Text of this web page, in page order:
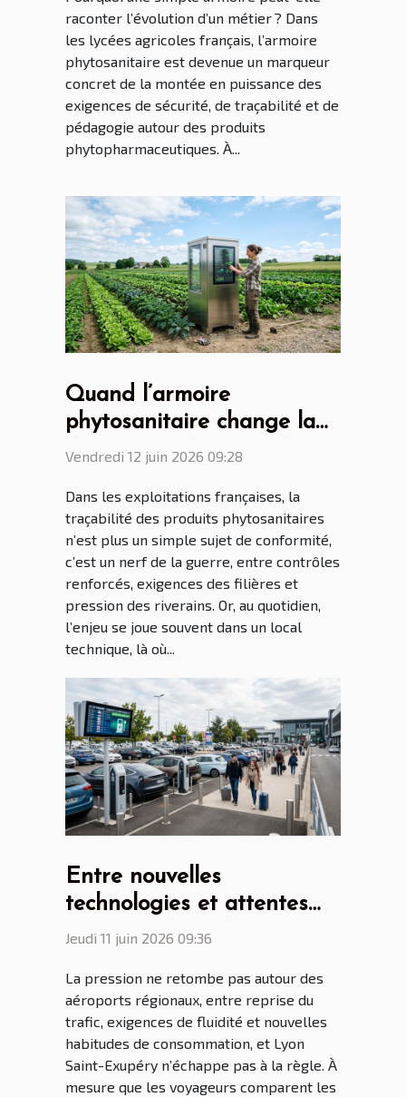
raconter l’évolution d’un métier ? Dans
les lycées agricoles français, l’armoire
phytosanitaire est devenue un marqueur
concret de la montée en puissance des
exigences de sécurité, de traçabilité et de
pédagogie autour des produits
phytopharmaceutiques. À...
Quand l’armoire
phytosanitaire change la
donne pour les agriculteurs
Vendredi 12 juin 2026 09:28
Dans les exploitations françaises, la
traçabilité des produits phytosanitaires
n’est plus un simple sujet de conformité,
c’est un nerf de la guerre, entre contrôles
renforcés, exigences des filières et
pression des riverains. Or, au quotidien,
l’enjeu se joue souvent dans un local
technique, là où...
Entre nouvelles
technologies et attentes
voyageur, le parking
l’heure des mutations
Jeudi 11 juin 2026 09:36
La pression ne retombe pas autour des
aéroports régionaux, entre reprise du
trafic, exigences de fluidité et nouvelles
habitudes de consommation, et Lyon
Saint-Exupéry n’échappe pas à la règle. À
mesure que les voyageurs comparent les